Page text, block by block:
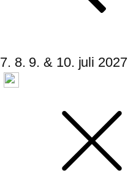
7. 8. 9. & 10. juli 2027